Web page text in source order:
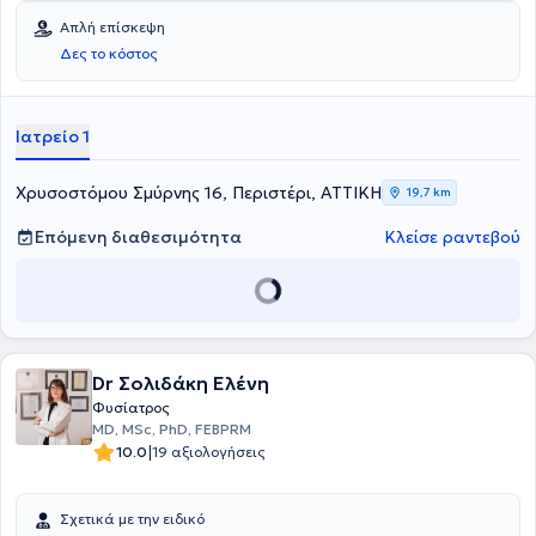
Αθηνών "Ευαγγελισμός" - Πολυκλινική, το Γενικό Νοσοκομείο
Αττικής "Σισμανόγλειο" και το Γενικό Νοσοκομείο Αττικής ΚΑΤ.
έχει δημοσιεύσει πολλαπλές επιστημονικές μελέτες, συμμετέχοντας
ενεργά στην έρευνα και την επιστημονική κοινότητα του κλάδου της.
Απλή επίσκεψη
Δες το κόστος
Ιατρείο 1
Χρυσοστόμου Σμύρνης 16, Περιστέρι, ΑΤΤΙΚΗ 19,7 km
Επόμενη διαθεσιμότητα Κλείσε ραντεβού
Dr Σολιδάκη Eλένη
Φυσίατρος
MD, MSc, PhD, FEBPRM
10.0|19 αξιολογήσεις
Σχετικά με την ειδικό